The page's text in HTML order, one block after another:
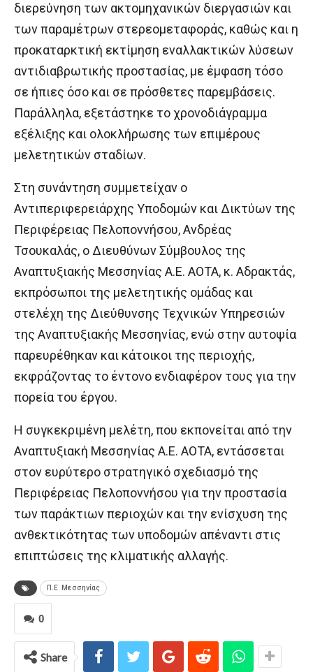
διερεύνηση των ακτομηχανικών διεργασιών και
των παραμέτρων στερεομεταφοράς, καθώς και η
προκαταρκτική εκτίμηση εναλλακτικών λύσεων
αντιδιαβρωτικής προστασίας, με έμφαση τόσο
σε ήπιες όσο και σε πρόσθετες παρεμβάσεις.
Παράλληλα, εξετάστηκε το χρονοδιάγραμμα
εξέλιξης και ολοκλήρωσης των επιμέρους
μελετητικών σταδίων.
Στη συνάντηση συμμετείχαν ο
Αντιπεριφερειάρχης Υποδομών και Δικτύων της
Περιφέρειας Πελοποννήσου, Ανδρέας
Τσουκαλάς, ο Διευθύνων Σύμβουλος της
Αναπτυξιακής Μεσσηνίας Α.Ε. ΑΟΤΑ, κ. Αδρακτάς,
εκπρόσωποι της μελετητικής ομάδας και
στελέχη της Διεύθυνσης Τεχνικών Υπηρεσιών
της Αναπτυξιακής Μεσσηνίας, ενώ στην αυτοψία
παρευρέθηκαν και κάτοικοι της περιοχής,
εκφράζοντας το έντονο ενδιαφέρον τους για την
πορεία του έργου.
Η συγκεκριμένη μελέτη, που εκπονείται από την
Αναπτυξιακή Μεσσηνίας Α.Ε. ΑΟΤΑ, εντάσσεται
στον ευρύτερο στρατηγικό σχεδιασμό της
Περιφέρειας Πελοποννήσου για την προστασία
των παράκτιων περιοχών και την ενίσχυση της
ανθεκτικότητας των υποδομών απέναντι στις
επιπτώσεις της κλιματικής αλλαγής.
Π.Ε. Μεσσηνίας
0
Share